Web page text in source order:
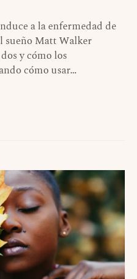
a la enfermedad de
Matt Walker
y cómo los
cómo usar…